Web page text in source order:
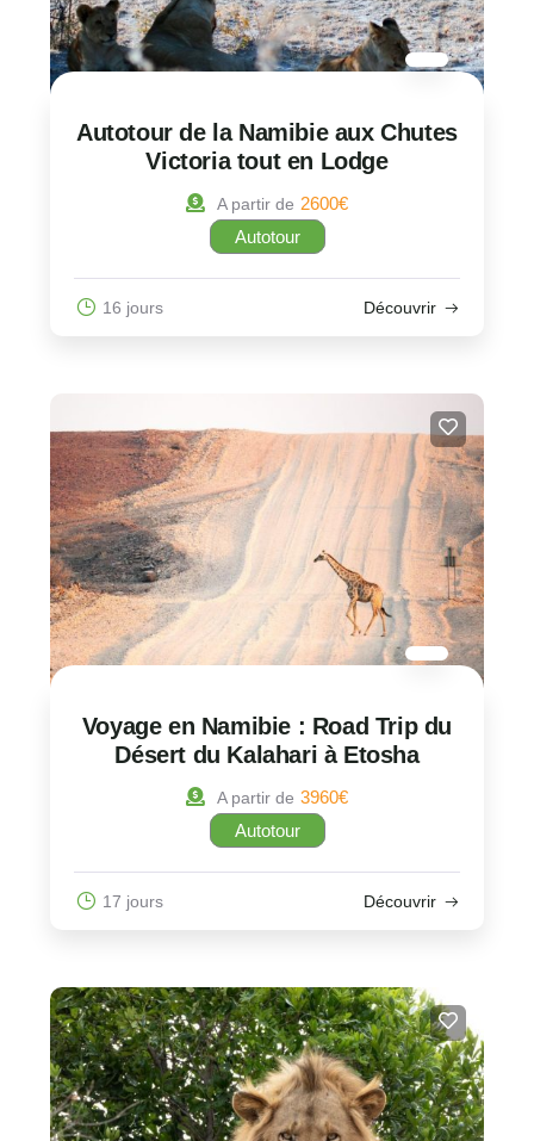
Autotour de la Namibie aux Chutes
Victoria tout en Lodge
A partir de 2600€
Autotour
16 jours Découvrir
Voyage en Namibie : Road Trip du
Désert du Kalahari à Etosha
A partir de 3960€
Autotour
17 jours Découvrir